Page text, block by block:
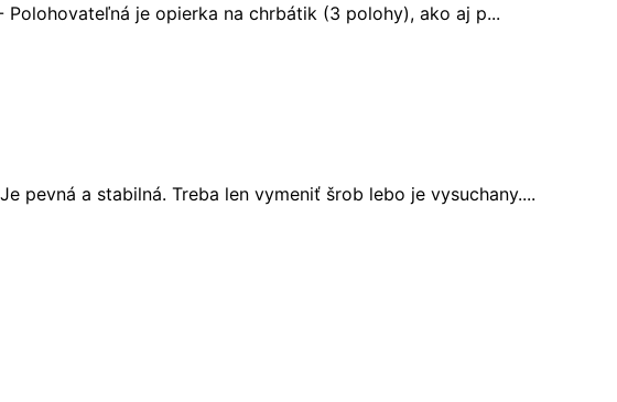
je opierka na chrbátik (3 polohy), ako aj p...
pevná a stabilná. Treba len vymeniť šrob lebo je vysuchany....